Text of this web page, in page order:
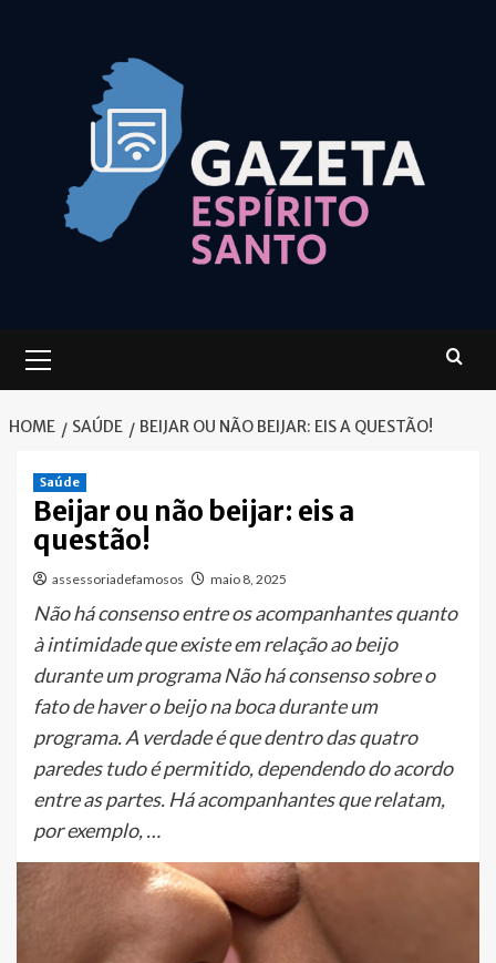
Menu
HOME SAÚDE BEIJAR OU NÃO BEIJAR: EIS A QUESTÃO!
Saúde
Beijar ou não beijar: eis a
questão!
assessoriadefamosos maio 8, 2025
Não há consenso entre os acompanhantes quanto
à intimidade que existe em relação ao beijo
durante um programa Não há consenso sobre o
fato de haver o beijo na boca durante um
programa. A verdade é que dentro das quatro
paredes tudo é permitido, dependendo do acordo
entre as partes. Há acompanhantes que relatam,
por exemplo, …